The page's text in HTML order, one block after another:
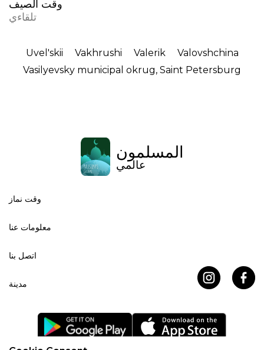
وقت الصيف
تلقاءي
Uvel'skii Vakhrushi Valerik
Valovshchina
Vasilyevsky municipal okrug, Saint Petersburg
المسلمون
عالمي
وقت نماز
معلومات عنا
اتصل بنا
مدينة